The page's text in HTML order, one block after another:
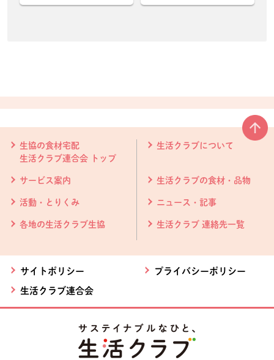
生協の食材宅配
生活クラブ連合会 トップ
生活クラブについて
サービス案内 生活クラブの食材・品物
活動・とりくみ ニュース・記事
各地の生活クラブ生協 生活クラブ 連絡先一覧
サイトポリシー プライバシーポリシー
生活クラブ連合会